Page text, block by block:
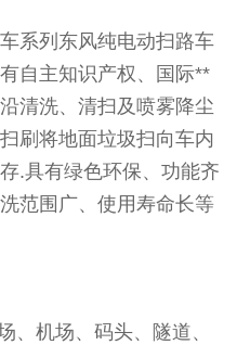
系列东风纯电动扫路车
自主知识产权、国际**
清洗、清扫及喷雾降尘
刷将地面垃圾扫向车内
.具有绿色环保、功能齐
范围广、使用寿命长等
、机场、码头、隧道、